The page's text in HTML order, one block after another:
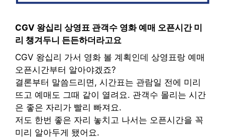
CGV 왕십리 상영표 관객수 영화 예매 오픈시간 미
리 챙겨두니 든든하더라고요
CGV 왕십리 가서 영화 볼 계획인데 상영표랑 예매
오픈시간부터 알아야겠죠?
결론부터 말씀드리면, 시간표는 관람일 전에 미리
뜨고 예매도 그때 같이 열려요. 관객수 몰리는 시간
은 좋은 자리가 빨리 빠져요.
저도 한번 좋은 자리 놓치고 나서는 오픈시간을 꼭
미리 알아두게 됐어요.